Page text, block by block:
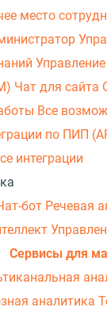
место
Чат для сайта
Все
по ПИП
интеграции
бот Речевая
Сервисы для
аналитика